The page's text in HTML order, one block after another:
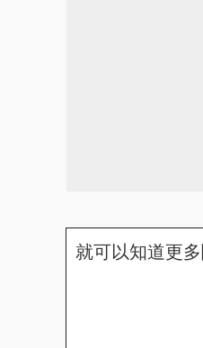
就可以知道更